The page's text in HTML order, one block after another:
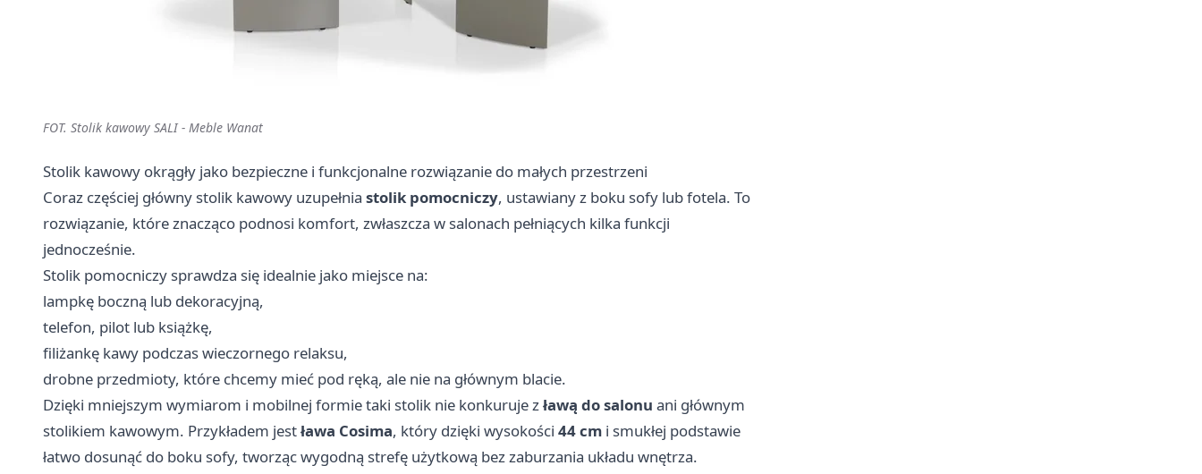
FOT. Stolik kawowy SALI - Meble Wanat
Stolik kawowy okrągły jako bezpieczne i funkcjonalne rozwiązanie do małych przestrzeni
Coraz częściej główny stolik kawowy uzupełnia stolik pomocniczy, ustawiany z boku sofy lub fotela. To
rozwiązanie, które znacząco podnosi komfort, zwłaszcza w salonach pełniących kilka funkcji
jednocześnie.
Stolik pomocniczy sprawdza się idealnie jako miejsce na:
lampkę boczną lub dekoracyjną,
telefon, pilot lub książkę,
filiżankę kawy podczas wieczornego relaksu,
drobne przedmioty, które chcemy mieć pod ręką, ale nie na głównym blacie.
Dzięki mniejszym wymiarom i mobilnej formie taki stolik nie konkuruje z ławą do salonu ani głównym
stolikiem kawowym. Przykładem jestława Cosima, który dzięki wysokości 44 cm i smukłej podstawie
łatwo dosunąć do boku sofy, tworząc wygodną strefę użytkową bez zaburzania układu wnętrza.